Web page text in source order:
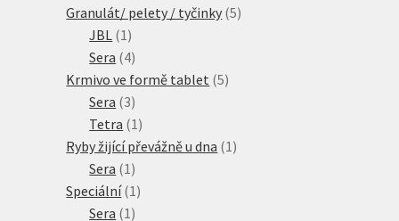
produktů
Granulát/ pelety / tyčinky 55
JBL 1 1
produkt
Sera 44
produkty
Krmivo ve formě tablet 55
Sera 33
produkty
Tetra 1 1
produkt
Ryby žijící převážně u dna 1 1
Sera 1 1
produkt
Speciální 1 1
Sera 1 1